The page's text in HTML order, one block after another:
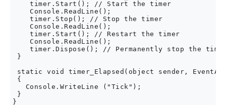
    timer.Start(); // Start the timer
    Console.ReadLine();
    timer.Stop(); // Stop the timer
    Console.ReadLine();
    timer.Start(); // Restart the timer
    Console.ReadLine();
timer.Dispose(); // Permanently stop the
}
static void timer_Elapsed(object sender,
{
   Console.WriteLine ("Tick");
}